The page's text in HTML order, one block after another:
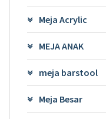
Meja Acrylic
MEJA ANAK
meja barstool
Meja Besar